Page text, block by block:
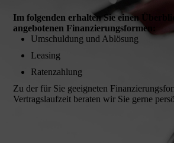
Im folgenden erhalten Sie einen
angebotenen Finanzierungsformen:
Umschuldung und Ablösung
Leasing
Ratenzahlung
Zu der für Sie geeigneten
Vertragslaufzeit beraten wir Sie gerne